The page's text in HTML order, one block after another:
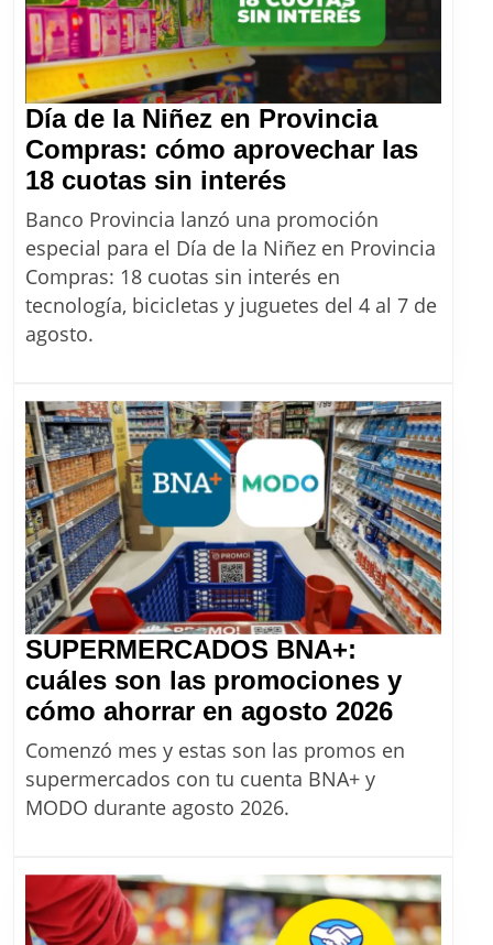
Día de la Niñez en Provincia
Compras: cómo aprovechar las
18 cuotas sin interésDía
de
la
Niñez
en
cómo
aprovechar
las
18
cuotas
sin
interés
Banco Provincia lanzó una promoción
especial para el Día de la Niñez en Provincia
Compras: 18 cuotas sin interés en
tecnología, bicicletas y juguetes del 4 al 7 de
agosto.
SUPERMERCADOS BNA+:
cuáles son las promociones y
cómo ahorrar en agosto 2026
BNA+:
y
cómo
Comenzó mes y estas son las promos en
supermercados con tu cuenta BNA+ y
MODO durante agosto 2026.